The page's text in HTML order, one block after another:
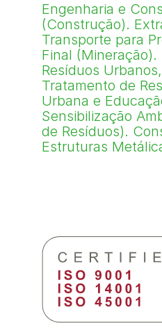
Engenharia e
(Construção).
Transporte para
Final (Mineração).
Resíduos
Tratamento de
Urbana e
Sensibilização
de Resíduos).
Estruturas